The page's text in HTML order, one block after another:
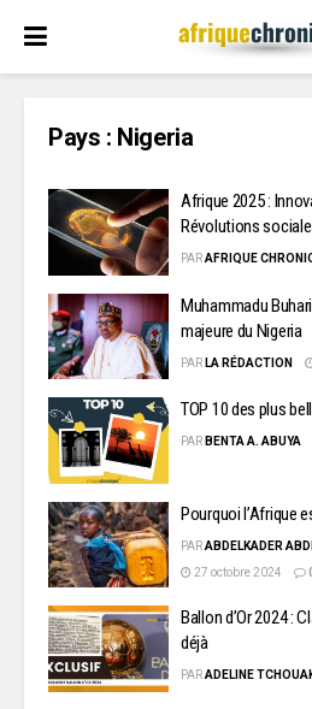
Pays : Nigeria
Afrique 2025 :
Révolutions
PARAFRIQUE
Muhammadu
majeure du Nigeria
PAR LA RÉDACTION
TOP 10 des plus
PAR BENTA A. ABUYA
Pourquoi l’Afrique
PARABDELKADER
27 octobre 2024
Ballon d’Or 2024 :
déjà
PARADELINE